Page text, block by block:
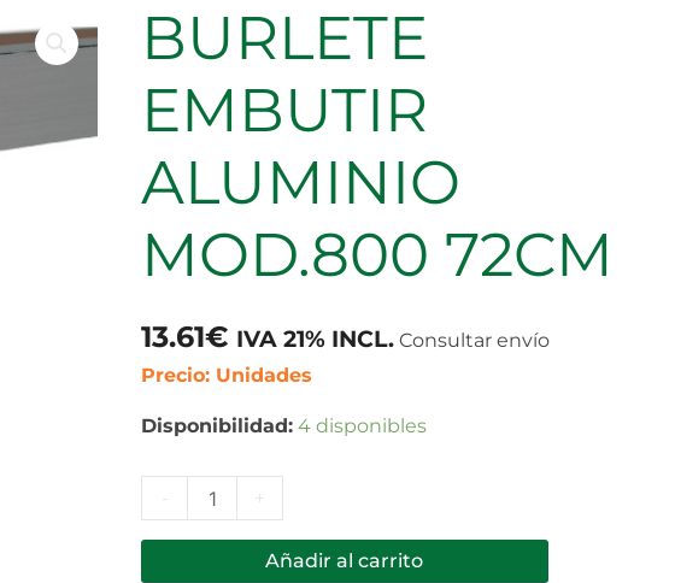
BURLETE
EMBUTIR
ALUMINIO
MOD.800 72CM
13.61€ IVA 21% INCL. Consultar envío
Precio: Unidades
Disponibilidad: 4 disponibles
BURLETE
EMBUTIR
MOD.800
cantidad
+
Añadir al carrito